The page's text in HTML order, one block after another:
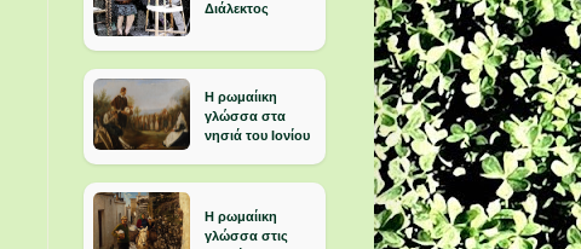
Διάλεκτος
Η ρωμαίικη
γλώσσα στα
νησιά του Ιονίου
Η ρωμαίικη
γλώσσα στις